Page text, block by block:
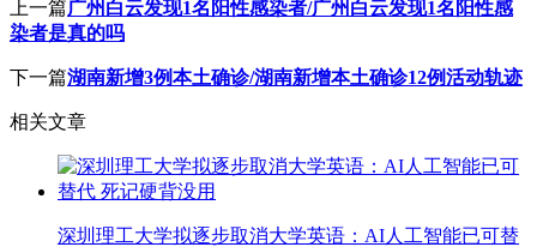
上一篇广州白云发现1名阳性感染者/广州白云发现1名阳性感
染者是真的吗
下一篇湖南新增3例本土确诊/湖南新增本土确诊12例活动轨迹
相关文章
深圳理工大学拟逐步取消大学英语：AI人工智能已可替